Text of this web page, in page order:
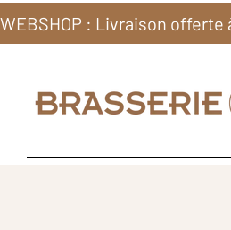
WEBSHOP : Livraison offerte